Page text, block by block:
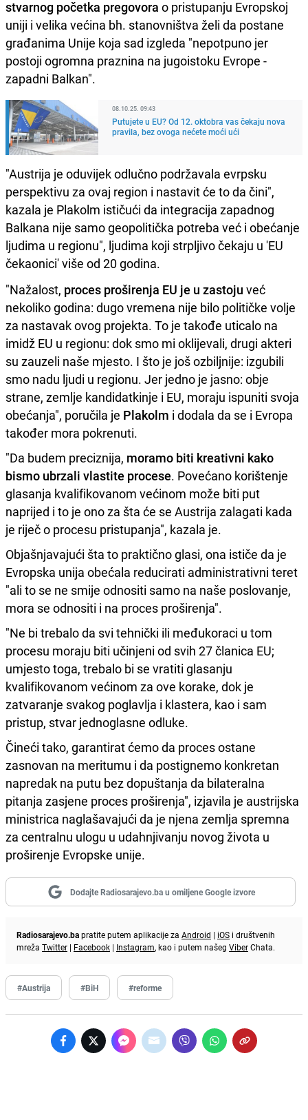
stvarnog početka pregovora o pristupanju Evropskoj
uniji i velika većina bh. stanovništva želi da postane
građanima Unije koja sad izgleda "nepotpuno jer
postoji ogromna praznina na jugoistoku Evrope -
zapadni Balkan".
08.10.25. 09:43
Putujete u EU? Od 12. oktobra vas čekaju nova
pravila, bez ovoga nećete moći ući
"Austrija je oduvijek odlučno podržavala evrpsku
perspektivu za ovaj region i nastavit će to da čini",
kazala je Plakolm ističući da integracija zapadnog
Balkana nije samo geopolitička potreba već i obećanje
ljudima u regionu", ljudima koji strpljivo čekaju u 'EU
čekaonici' više od 20 godina.
"Nažalost, proces proširenja EU je u zastoju već
nekoliko godina: dugo vremena nije bilo političke volje
za nastavak ovog projekta. To je takođe uticalo na
imidž EU u regionu: dok smo mi oklijevali, drugi akteri
su zauzeli naše mjesto. I što je još ozbiljnije: izgubili
smo nadu ljudi u regionu. Jer jedno je jasno: obje
strane, zemlje kandidatkinje i EU, moraju ispuniti svoja
obećanja", poručila je Plakolm i dodala da se i Evropa
također mora pokrenuti.
"Da budem preciznija, moramo biti kreativni kako
bismo ubrzali vlastite procese. Povećano korištenje
glasanja kvalifikovanom većinom može biti put
naprijed i to je ono za šta će se Austrija zalagati kada
je riječ o procesu pristupanja", kazala je.
Objašnjavajući šta to praktično glasi, ona ističe da je
Evropska unija obećala reducirati administrativni teret
"ali to se ne smije odnositi samo na naše poslovanje,
mora se odnositi i na proces proširenja".
"Ne bi trebalo da svi tehnički ili međukoraci u tom
procesu moraju biti učinjeni od svih 27 članica EU;
umjesto toga, trebalo bi se vratiti glasanju
kvalifikovanom većinom za ove korake, dok je
zatvaranje svakog poglavlja i klastera, kao i sam
pristup, stvar jednoglasne odluke.
Čineći tako, garantirat ćemo da proces ostane
zasnovan na meritumu i da postignemo konkretan
napredak na putu bez dopuštanja da bilateralna
pitanja zasjene proces proširenja", izjavila je austrijska
ministrica naglašavajući da je njena zemlja spremna
za centralnu ulogu u udahnjivanju novog života u
proširenje Evropske unije.
Dodajte Radiosarajevo.ba u omiljene Google izvore
Radiosarajevo.bapratite putem aplikacije za Android | iOS i društvenih
mreža Twitter | Facebook | Instagram, kao i putem našeg ViberChata.
#Austrija #BiH #reforme